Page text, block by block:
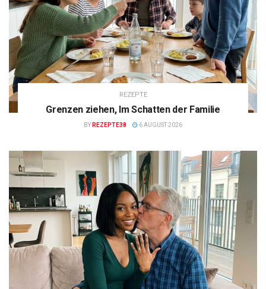
REZEPTE
Grenzen ziehen, Im Schatten der Familie
BY REZEPTE38 6 AUGUST 2026